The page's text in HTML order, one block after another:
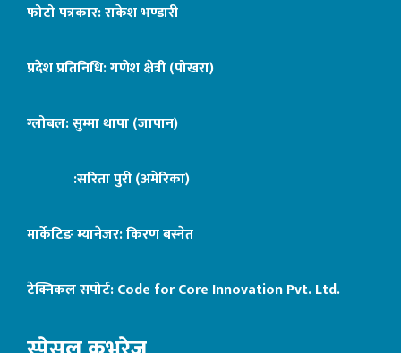
फोटो पत्रकार: राकेश भण्डारी
प्रदेश प्रतिनिधि: गणेश क्षेत्री (पोखरा)
ग्लोबल: सुम्मा थापा (जापान)
:सरिता पुरी (अमेरिका)
मार्केटिङ म्यानेजर: किरण बस्नेत
टेक्निकल सपोर्ट:Code for Core Innovation Pvt. Ltd.